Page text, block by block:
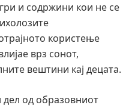
и содржини кои не се
користење
врз сонот,
вештини кај децата.
од образовниот